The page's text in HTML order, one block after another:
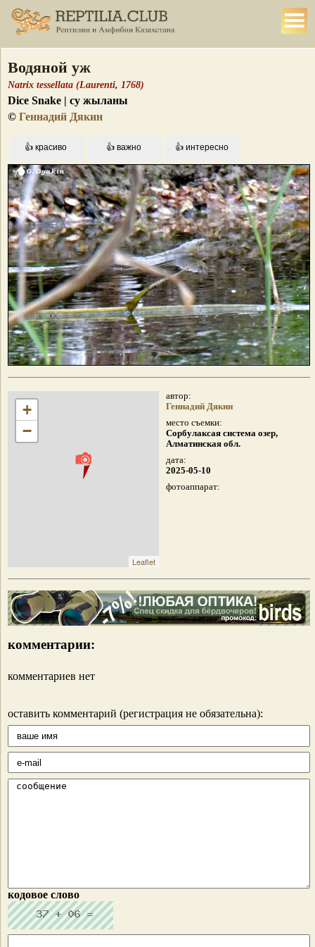
Водяной уж
Natrix tessellata (Laurenti, 1768)
Dice Snake | су жыланы
© Геннадий Дякин
+
−
Leaflet
автор:
Геннадий Дякин
место съемки:
Сорбулаксая система озер,
Алматинская обл.
дата:
2025-05-10
фотоаппарат:
комментарии:
комментариев нет
оставить комментарий (регистрация не обязательна):
кодовое слово